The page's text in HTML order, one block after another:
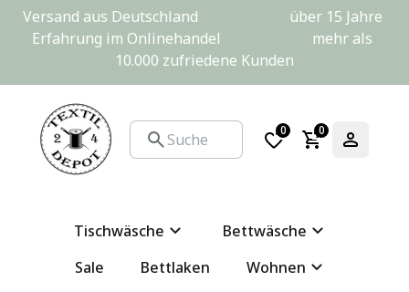
Versand aus Deutschland                         über 15 Jahre
Erfahrung im Onlinehandel                         mehr als
10.000 zufriedene Kunden
0 0
Tischwäsche
Bettwäsche
Sale
Bettlaken
Wohnen